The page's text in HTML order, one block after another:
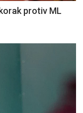
protiv ML